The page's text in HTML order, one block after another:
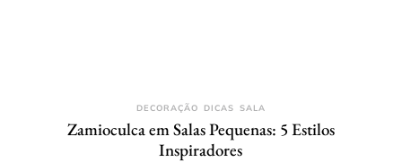
DECORAÇÃO DICAS SALA
Zamioculca em Salas Pequenas: 5 Estilos
Inspiradores